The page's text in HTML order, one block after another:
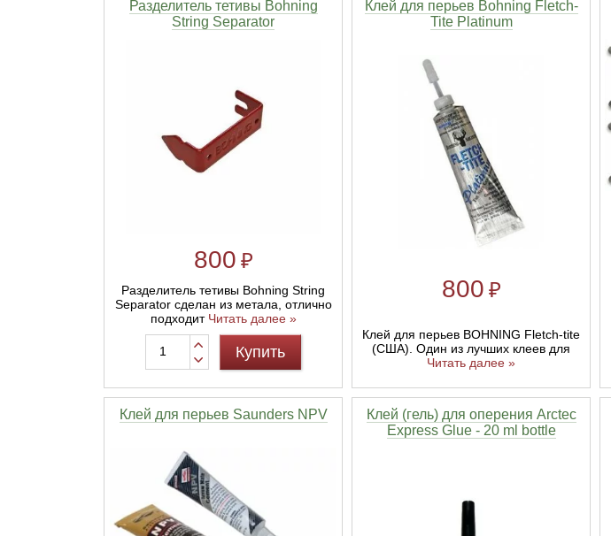
Разделитель тетивы Bohning
String Separator
800 ₽
Разделитель тетивы Bohning String
Separator сделан из метала, отлично
подходит Читать далее »
Купить
Клей для перьев Bohning Fletch-
Tite Platinum
800 ₽
Клей для перьев BOHNING Fletch-tite
(США). Один из лучших клеев для
Читать далее »
Клей для перьев Saunders NPV
Клей (гель) для оперения Arctec
Express Glue - 20 ml bottle